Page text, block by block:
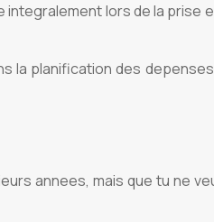
lors de la prise
la planification des
annees, mais que tu ne